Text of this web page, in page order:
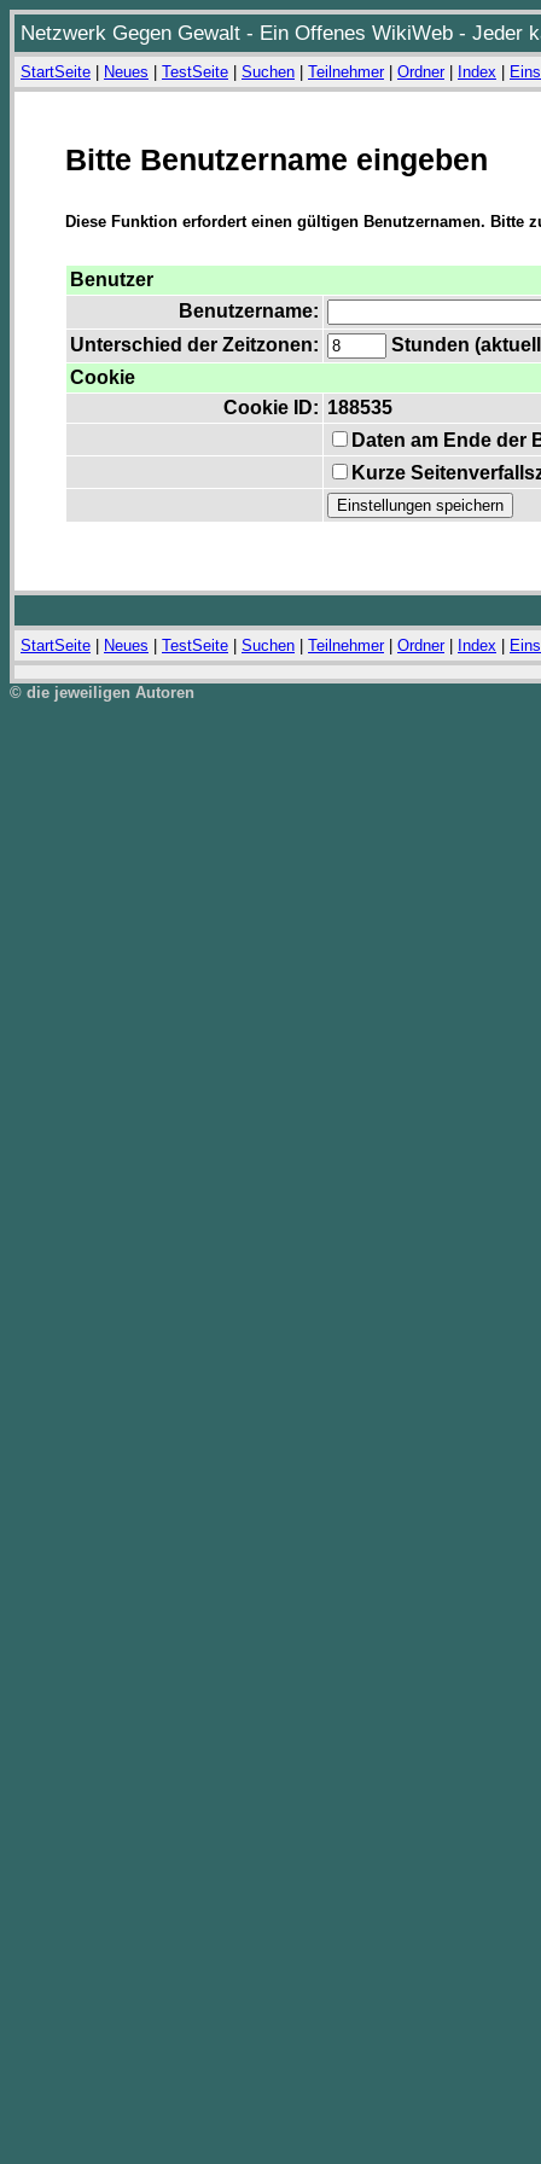
Netzwerk Gegen Gewalt - Ein Offenes WikiWeb - Jeder
StartSeite Neues TestSeite Suchen Teilnehmer| Ordner| Index
Bitte Benutzername eingeben
Diese Funktion erfordert einen gültigen Benutzernamen. Bitte
Benutzer
Benutzername:
Unterschied der Zeitzonen:
Stunden
Cookie
Cookie ID: 188535
Daten am Ende der
Kurze
StartSeite Neues TestSeite Suchen Teilnehmer| Ordner| Index
© die jeweiligen Autoren